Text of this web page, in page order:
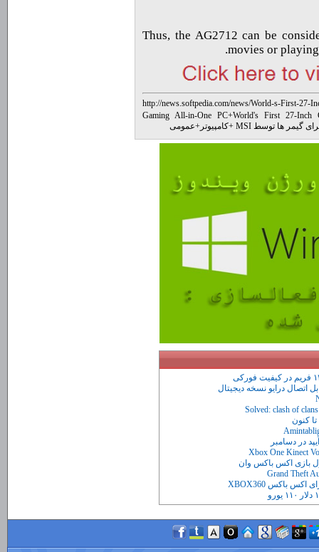
Thus, the AG2712 can be
movies or playing
http://news.softpedia.com/news/World-s-First-27-
Gaming All-in-One PC+World's First 27-Inch
+کامپیوتر +عمومی
Solved: clash of